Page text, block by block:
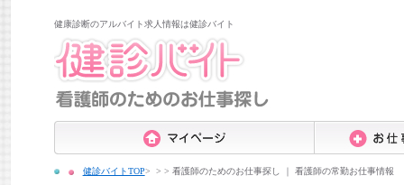
健康診断のアルバイト求人情報は健診バイト
健診バイトTOP > 看護師のためのお仕事探し ｜ 看護師の常勤お仕事情報